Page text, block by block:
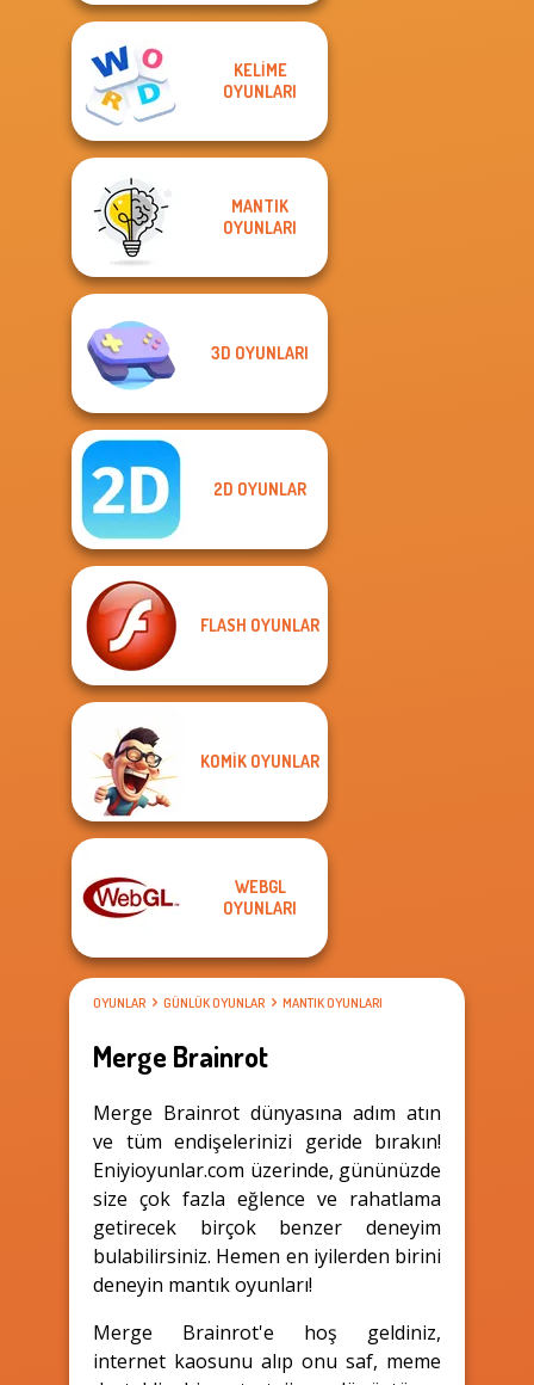
KELIME
OYUNLARI
MANTIK
OYUNLARI
3D OYUNLARI
2D OYUNLAR
FLASH OYUNLAR
KOMIK OYUNLAR
WEBGL
OYUNLARI
OYUNLAR GÜNLÜK OYUNLAR MANTIK OYUNLARI
Merge Brainrot
Merge Brainrot dünyasına adım atın
ve tüm endişelerinizi geride bırakın!
Eniyioyunlar.com üzerinde, gününüzde
size çok fazla eğlence ve rahatlama
getirecek birçok benzer deneyim
bulabilirsiniz. Hemen en iyilerden birini
deneyin mantık oyunları!
Merge Brainrot'e hoş geldiniz,
internet kaosunu alıp onu saf, meme